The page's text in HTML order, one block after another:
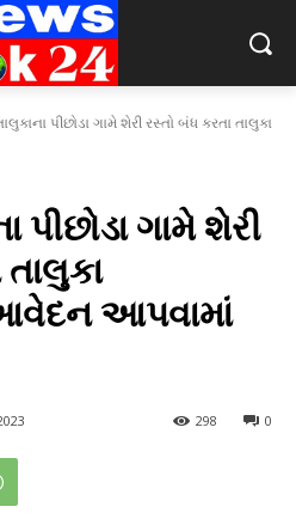
પીછોડા ગામે શેરી રસ્તો બંધ કરતા તાલુકા
પીછોડા ગામે શેરી
આપવામાં
0
298